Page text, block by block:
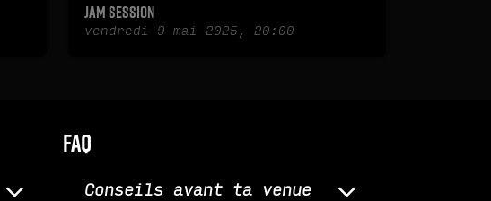
Jam Session
vendredi 9 mai 2025, 20:00
faq
Conseils avant ta venue